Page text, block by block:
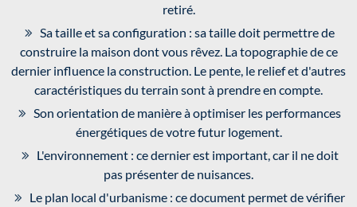
retiré.
Sa taille et sa configuration : sa taille doit permettre de
construire la maison dont vous rêvez. La topographie de ce
dernier influence la construction. Le pente, le relief et d'autres
caractéristiques du terrain sont à prendre en compte.
Son orientation de manière à optimiser les performances
énergétiques de votre futur logement.
L'environnement : ce dernier est important, car il ne doit
pas présenter de nuisances.
Le plan local d'urbanisme : ce document permet de vérifier